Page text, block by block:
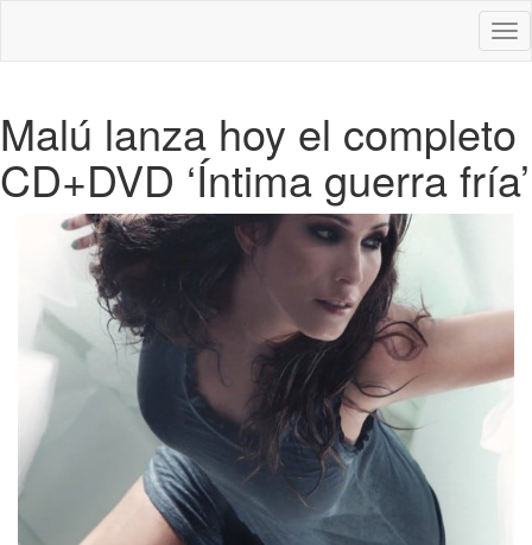
Malú lanza hoy el completo
CD+DVD ‘Íntima guerra fría’